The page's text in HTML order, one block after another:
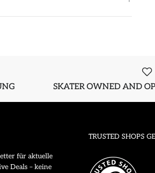
SKATER OWNED AND
für aktuelle
Deals – keine
TRUSTED SHOPS